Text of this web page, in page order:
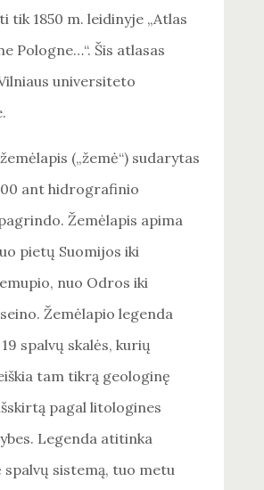
tik 1850 m. leidinyje „Atlas
Pologne…“. Šis atlasas
universiteto
(„žemė“) sudarytas
ant hidrografinio
Žemėlapis apima
pietų Suomijos iki
nuo Odros iki
Žemėlapio legenda
spalvų skalės, kurių
tam tikrą geologinę
pagal litologines
Legenda atitinka
spalvų sistemą, tuo metu